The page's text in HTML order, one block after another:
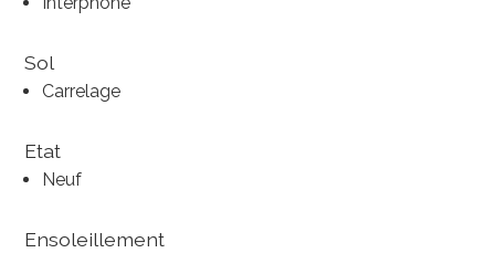
Sol
Carrelage
Etat
Neuf
Ensoleillement